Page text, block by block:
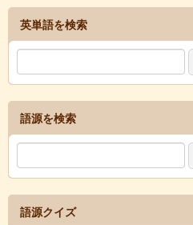
英単語を検索
語源を検索
語源クイズ